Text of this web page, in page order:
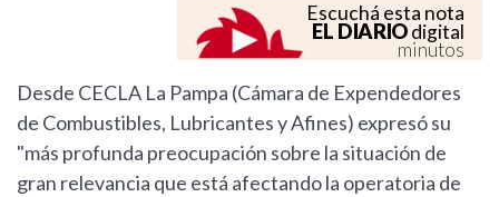
Escuchá esta nota
EL DIARIOdigital
minutos
Desde CECLA La Pampa (Cámara de Expendedores
de Combustibles, Lubricantes y Afines) expresó su
"más profunda preocupación sobre la situación de
gran relevancia que está afectando la operatoria de